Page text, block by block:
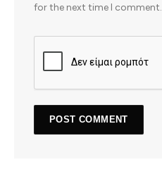
for the next time I comment.